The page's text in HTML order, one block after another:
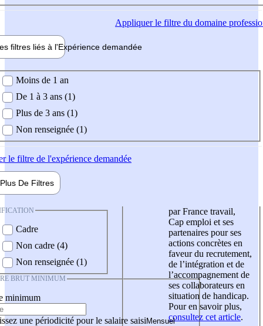
Appliquerle filtre du domaine
filtres liés à l'Expérience demandée
demandée
Moins de 1 an
De 1 à 3 ans (1)
Plus de 3 ans (1)
Non renseignée (1)
le filtre de l'expérience demandée
Plus De Filtres
Cadre
Non cadre (4)
Non renseignée (1)
BRUT MINIMUM
minimum
une périodicité pour le salaire saisi
par France travail,
Cap emploi et ses
partenaires pour ses
actions concrètes en
faveur du recrutement,
de l’intégration et de
l’accompagnement de
ses collaborateurs en
situation de handicap.
Pour en savoir plus,
consultez cet article.